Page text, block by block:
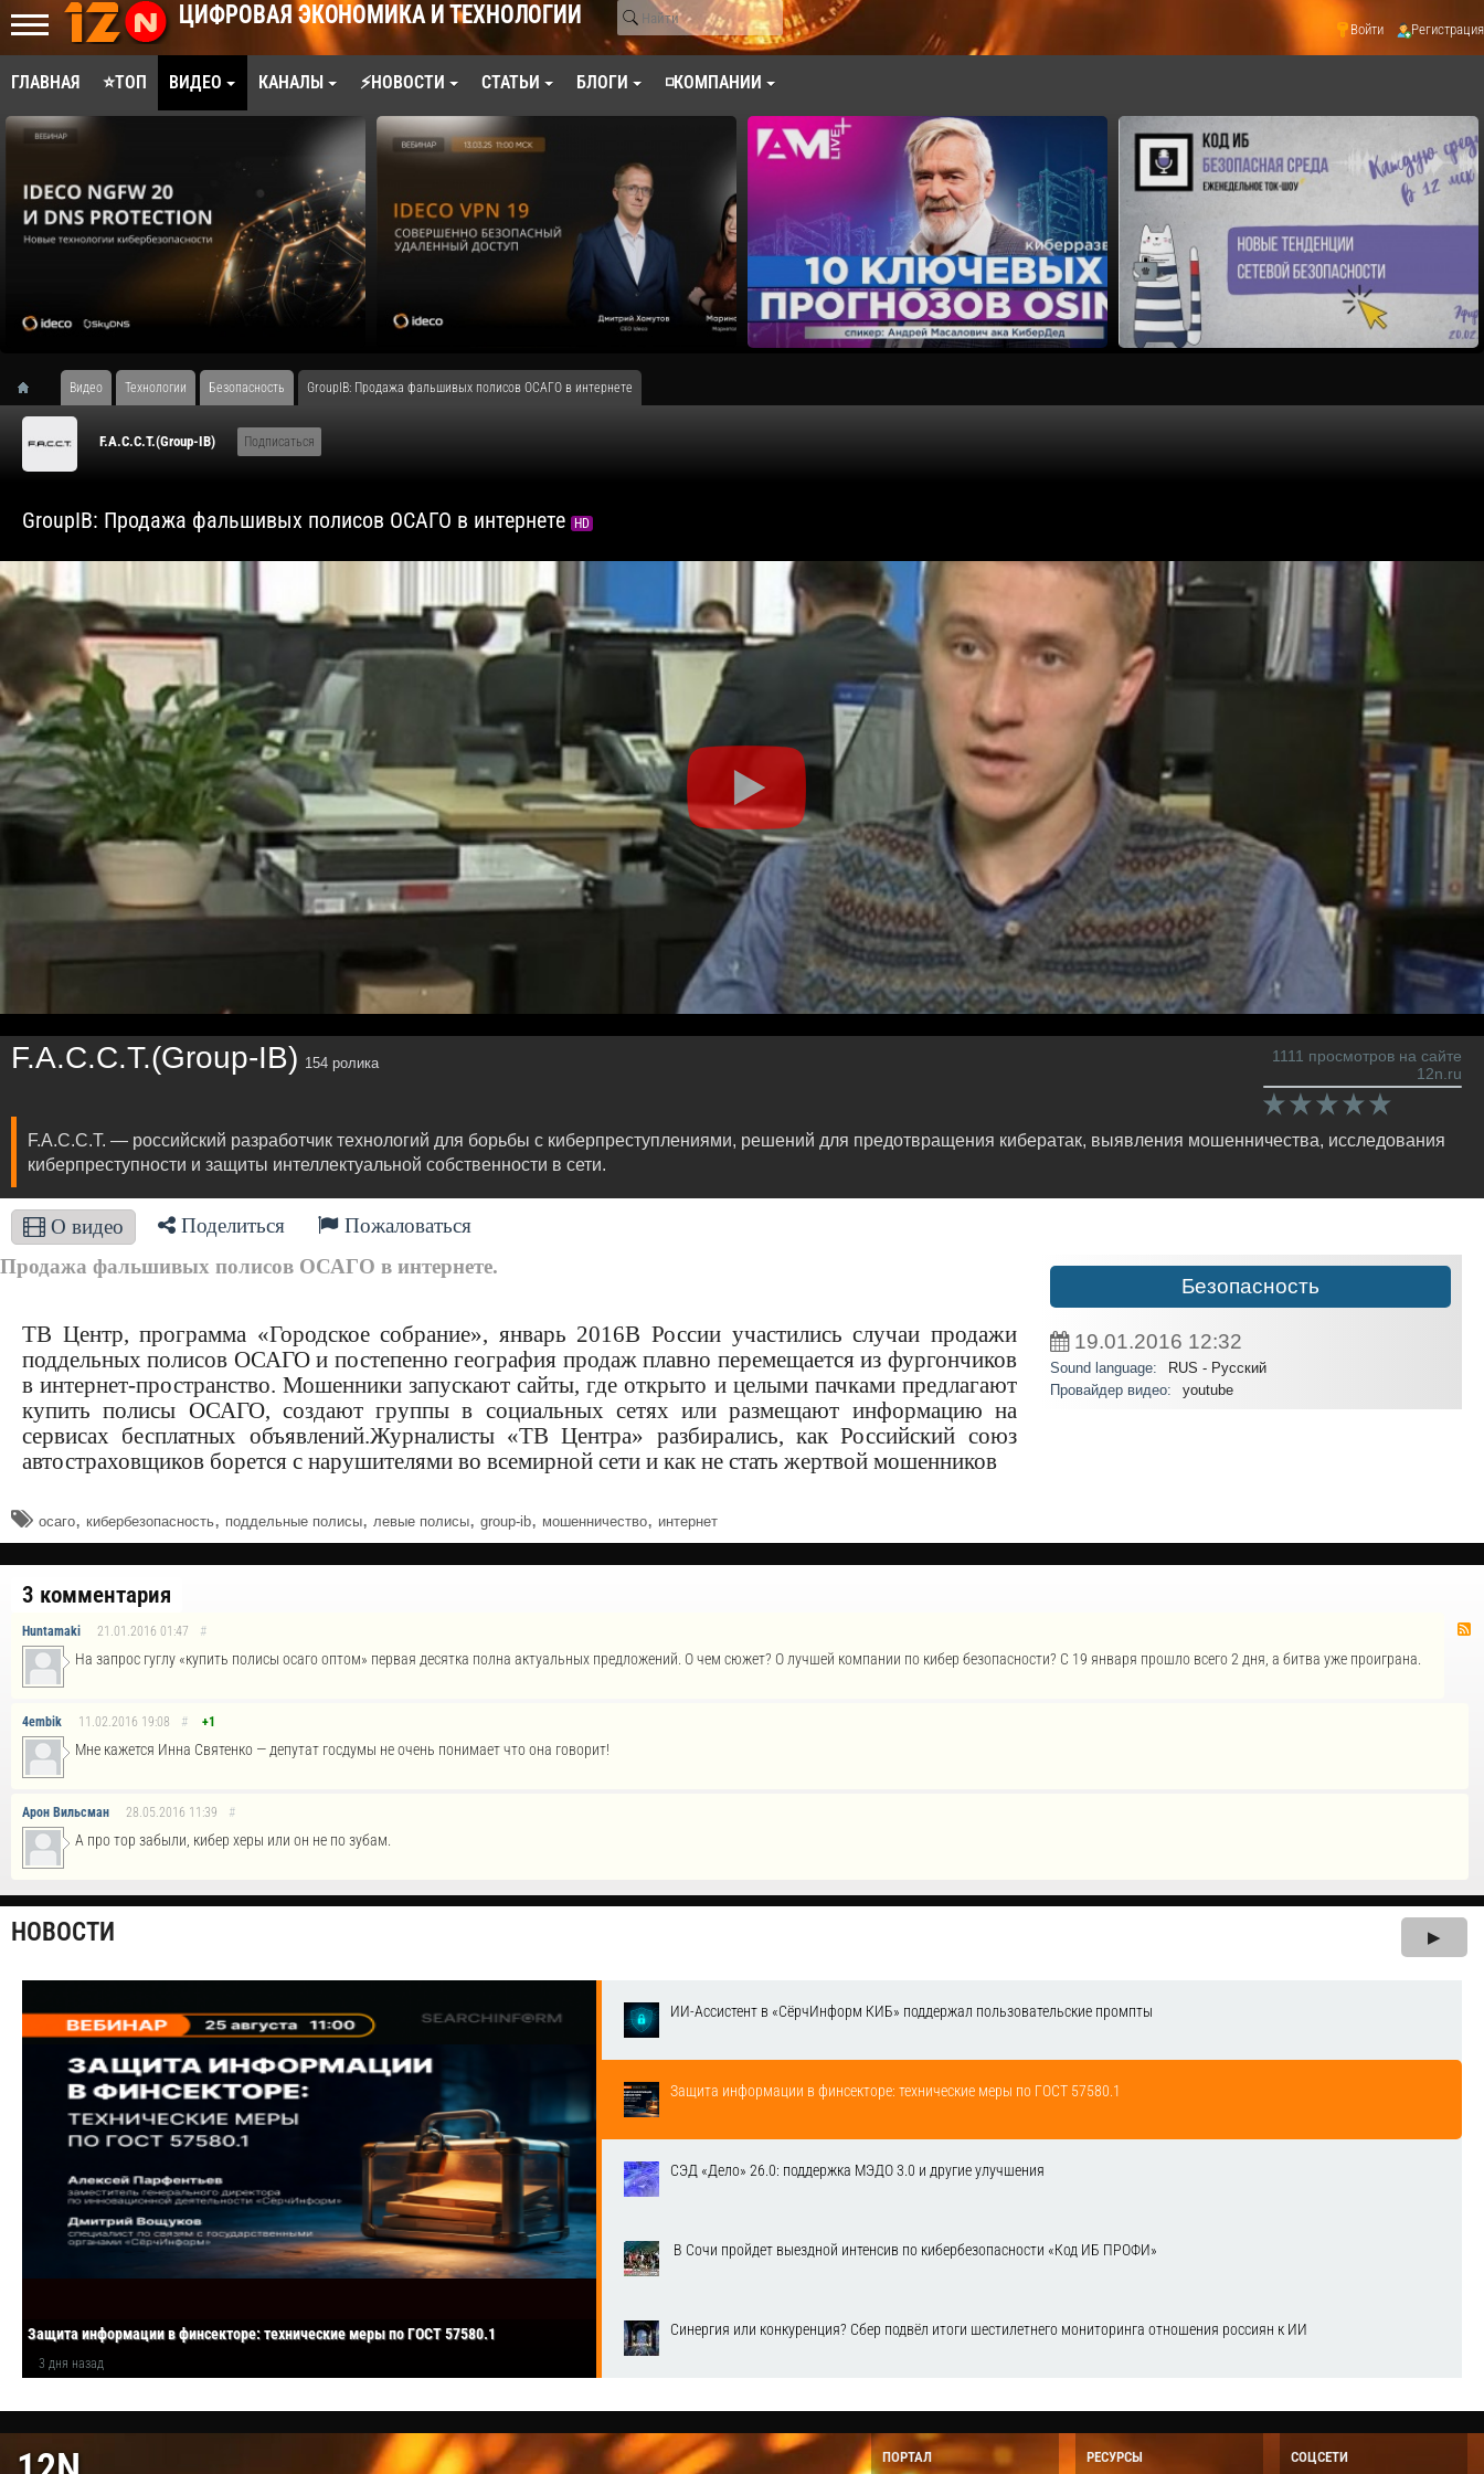
ЦИФРОВАЯ ЭКОНОМИКА И ТЕХНОЛОГИИ Войти Регистрация
ГЛАВНАЯ ⭐ТОП ВИДЕО КАНАЛЫ ⚡НОВОСТИ СТАТЬИ БЛОГИ ◽КОМПАНИИ
Видео Технологии Безопасность GroupIB: Продажа фальшивых полисов ОСАГО в интернете
F.A.С.С.T.(Group-IB) Подписаться
GroupIB: Продажа фальшивых полисов ОСАГО в интернете HD
F.A.С.С.T.(Group-IB) 154 ролика
1111 просмотров на сайте
12n.ru
F.A.С.С.T. — российский разработчик технологий для борьбы с киберпреступлениями, решений для предотвращения кибератак, выявления мошенничества, исследования
киберпреступности и защиты интеллектуальной собственности в сети.
О видео Поделиться
Пожаловаться
Продажа фальшивых полисов ОСАГО в интернете.
ТВ Центр, программа «Городское собрание», январь 2016В России участились случаи продажи
поддельных полисов ОСАГО и постепенно география продаж плавно перемещается из фургончиков
в интернет-пространство. Мошенники запускают сайты, где открыто и целыми пачками предлагают
купить полисы ОСАГО, создают группы в социальных сетях или размещают информацию на
сервисах бесплатных объявлений.Журналисты «ТВ Центра» разбирались, как Российский союз
автостраховщиков борется с нарушителями во всемирной сети и как не стать жертвой мошенников
осаго, кибербезопасность, поддельные полисы, левые полисы, group-ib, мошенничество, интернет
Безопасность
19.01.2016 12:32
Sound language:
RUS - Русский
Провайдер видео:
youtube
3 комментария
Huntamaki 21.01.2016 01:47 #
На запрос гуглу «купить полисы осаго оптом» первая десятка полна актуальных предложений. О чем сюжет? О лучшей компании по кибер безопасности? С 19 января прошло всего 2 дня, а битва уже проиграна.
4embik 11.02.2016 19:08 # +1
Мне кажется Инна Святенко — депутат госдумы не очень понимает что она говорит!
Арон Вильсман 28.05.2016 11:39 #
А про тор забыли, кибер херы или он не по зубам.
НОВОСТИ ▶
Защита информации в финсекторе: технические меры по ГОСТ 57580.1
3 дня назад
ИИ-Ассистент в «СёрчИнформ КИБ» поддержал пользовательские промпты
Защита информации в финсекторе: технические меры по ГОСТ 57580.1
СЭД «Дело» 26.0: поддержка МЭДО 3.0 и другие улучшения
​ В Сочи пройдет выездной интенсив по кибербезопасности «Код ИБ ПРОФИ»
Синергия или конкуренция? Сбер подвёл итоги шестилетнего мониторинга отношения россиян к ИИ
ПОРТАЛ
РЕСУРСЫ
СОЦСЕТИ